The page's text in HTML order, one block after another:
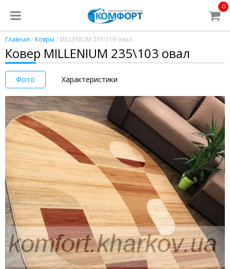
0
Главная /Ковры / MILLENIUM 235\103 овал
Ковер MILLENIUM 235\103 овал
Фото Характеристики